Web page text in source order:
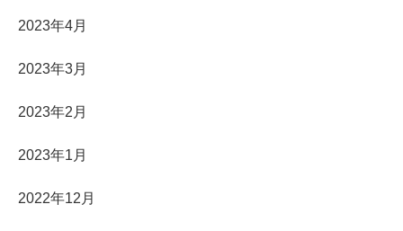
2023年4月
2023年3月
2023年2月
2023年1月
2022年12月